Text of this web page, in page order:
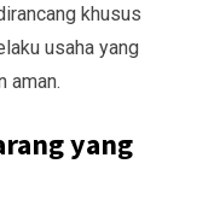
khusus
usaha yang
aman.
yang